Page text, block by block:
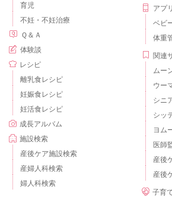
育児
不妊・不妊治療
Ｑ＆Ａ
体験談
レシピ
離乳食レシピ
妊娠食レシピ
妊活食レシピ
成長アルバム
施設検索
産後ケア施設検索
産婦人科検索
婦人科検索
アプリ
ベビ
体重
関連
ムー
ウー
シニ
シッ
ヨム
医師
産後
産後
子育